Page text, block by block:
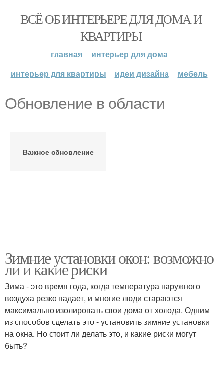
ВСЁ ОБ ИНТЕРЬЕРЕ ДЛЯ ДОМА И
КВАРТИРЫ
главная
интерьер для дома
интерьер для квартиры
идеи дизайна мебель
Обновление в области
Важное обновление
Зимние установки окон: возможно
ли и какие риски
Зима - это время года, когда температура наружного
воздуха резко падает, и многие люди стараются
максимально изолировать свои дома от холода. Одним
из способов сделать это - установить зимние установки
на окна. Но стоит ли делать это, и какие риски могут
быть?